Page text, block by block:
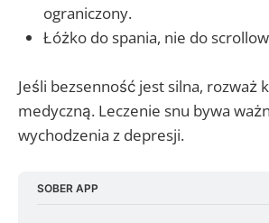
ograniczony.
Łóżko do spania, nie do
Jeśli bezsenność jest silna, rozważ
medyczną. Leczenie snu bywa
wychodzenia z depresji.
SOBER APP